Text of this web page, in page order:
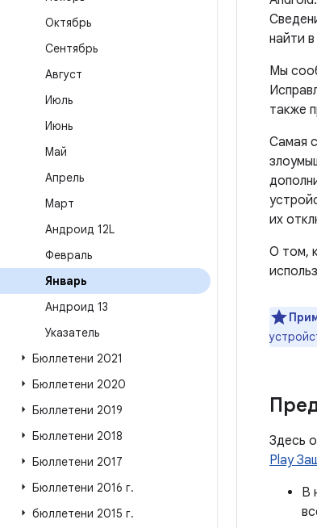
Октябрь
Сентябрь
Август
Июль
Июнь
Май
Апрель
Март
Андроид 12L
Февраль
Январь
Андроид 13
Указатель
Бюллетени 2021
Бюллетени 2020
Бюллетени 2019
Бюллетени 2018
Бюллетени 2017
Бюллетени 2016 г.
бюллетени 2015 г.
найти в
Мы
также
Самая
их
О том,
Здесь
Play
В